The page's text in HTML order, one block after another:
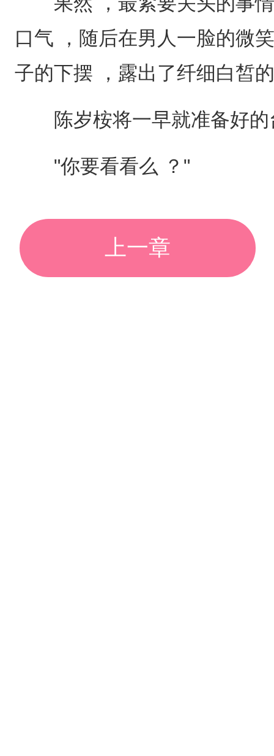
口气 ，随后在男人一脸的微
子的下摆 ，露出了纤细白皙
陈岁桉将一早就准备好的
"你要看看么 ？"
上一章